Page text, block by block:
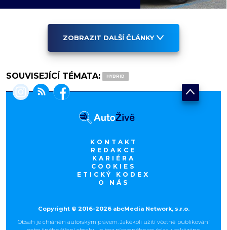
ZOBRAZIT DALŠÍ ČLÁNKY
SOUVISEJÍCÍ TÉMATA: HYBRID
KONTAKT
REDAKCE
KARIÉRA
COOKIES
ETICKÝ KODEX
O NÁS
Copyright © 2016-2026 abcMedia Network, s.r.o.
Obsah je chráněn autorským právem. Jakékoli užití včetně publikování